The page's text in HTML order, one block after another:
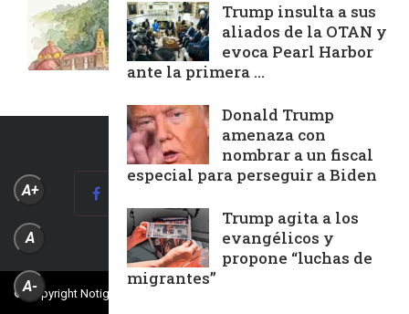
Trump insulta a sus
aliados de la OTAN y
evoca Pearl Harbor
ante la primera ...
Donald Trump
amenaza con
nombrar a un fiscal
especial para perseguir a Biden
Trump agita a los
evangélicos y
propone “luchas de
migrantes”
© Copyright Notiguía Televisión, Todos Los Derechos Reservados.
A+
A
A-